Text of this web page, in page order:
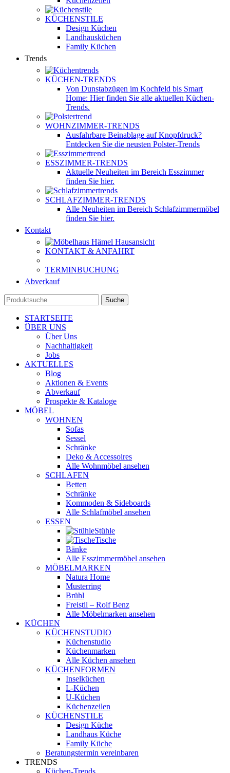
KÜCHENSTILE
Design Küchen
Landhausküchen
Family Küchen
Trends
KÜCHEN-TRENDS
Von Dunstabzügen im Kochfeld bis Smart
Home: Hier finden Sie alle aktuellen Küchen-
Trends.
WOHNZIMMER-TRENDS
Ausfahrbare Beinablage auf Knopfdruck?
Entdecken Sie die neusten Polster-Trends
ESSZIMMER-TRENDS
Aktuelle Neuheiten im Bereich Esszimmer
finden Sie hier.
SCHLAFZIMMER-TRENDS
Alle Neuheiten im Bereich Schlafzimmermöbel
finden Sie hier.
Kontakt
KONTAKT & ANFAHRT
TERMINBUCHUNG
Abverkauf
Suche
STARTSEITE
ÜBER UNS
Über Uns
Nachhaltigkeit
Jobs
AKTUELLES
Blog
Aktionen & Events
Abverkauf
Prospekte & Kataloge
MÖBEL
WOHNEN
Sofas
Sessel
Schränke
Deko & Accessoires
Alle Wohnmöbel ansehen
SCHLAFEN
Betten
Schränke
Kommoden & Sideboards
Alle Schlafmöbel ansehen
ESSEN
Stühle
Tische
Bänke
Alle Esszimmermöbel ansehen
MÖBELMARKEN
Natura Home
Musterring
Brühl
Freistil – Rolf Benz
Alle Möbelmarken ansehen
KÜCHEN
KÜCHENSTUDIO
Küchenstudio
Küchenmarken
Alle Küchen ansehen
KÜCHENFORMEN
Inselküchen
L-Küchen
U-Küchen
Küchenzeilen
KÜCHENSTILE
Design Küche
Landhaus Küche
Family Küche
Beratungstermin vereinbaren
TRENDS
Küchen-Trends